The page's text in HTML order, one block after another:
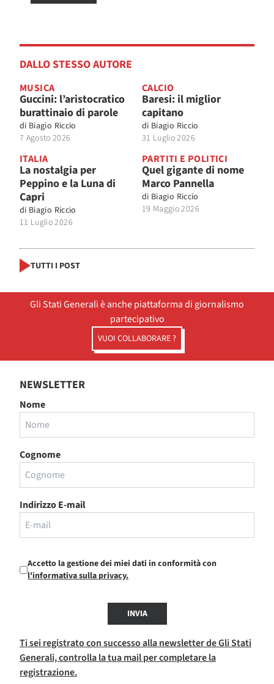
DALLO STESSO AUTORE
MUSICA
Guccini: l’aristocratico
burattinaio di parole
di Biagio Riccio
7 Agosto 2026
CALCIO
Baresi: il miglior
capitano
di Biagio Riccio
31 Luglio 2026
ITALIA
La nostalgia per
Peppino e la Luna di
Capri
di Biagio Riccio
11 Luglio 2026
PARTITI E POLITICI
Quel gigante di nome
Marco Pannella
di Biagio Riccio
19 Maggio 2026
TUTTI I POST
Gli Stati Generali è anche piattaforma di giornalismo
partecipativo
VUOI COLLABORARE ?
NEWSLETTER
Nome
Cognome
Indirizzo E-mail
Accetto la gestione dei miei dati in conformità con
l'informativa sulla privacy.
INVIA
Ti sei registrato con successo alla newsletter de Gli Stati
Generali, controlla la tua mail per completare la
registrazione.